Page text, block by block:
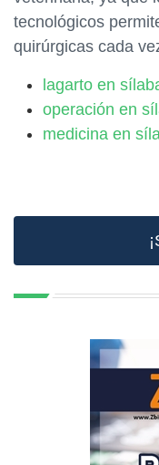
tecnológicos
quirúrgicas cada
lagarto en
operación en
medicina en